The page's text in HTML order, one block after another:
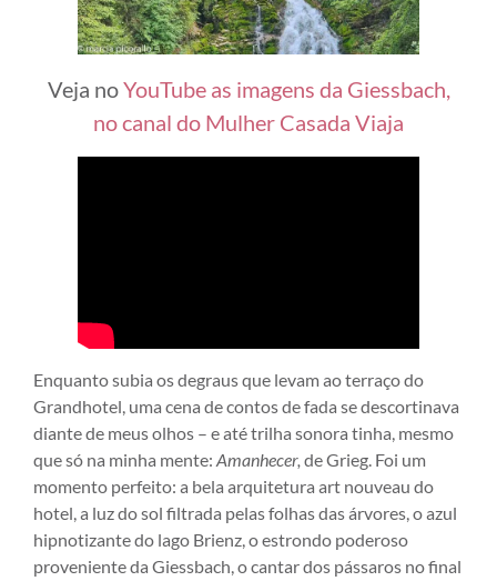
Veja noYouTube as imagens da Giessbach,
no canal do Mulher Casada Viaja
Enquanto subia os degraus que levam ao terraço do
Grandhotel, uma cena de contos de fada se descortinava
diante de meus olhos – e até trilha sonora tinha, mesmo
que só na minha mente: Amanhecer, de Grieg. Foi um
momento perfeito: a bela arquitetura art nouveau do
hotel, a luz do sol filtrada pelas folhas das árvores, o azul
hipnotizante do lago Brienz, o estrondo poderoso
proveniente da Giessbach, o cantar dos pássaros no final